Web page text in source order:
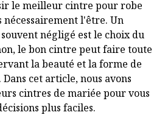
le meilleur cintre pour robe
nécessairement l'être. Un
négligé est le choix du
le bon cintre peut faire toute
la beauté et la forme de
cet article, nous avons
cintres de mariée pour vous
plus faciles.